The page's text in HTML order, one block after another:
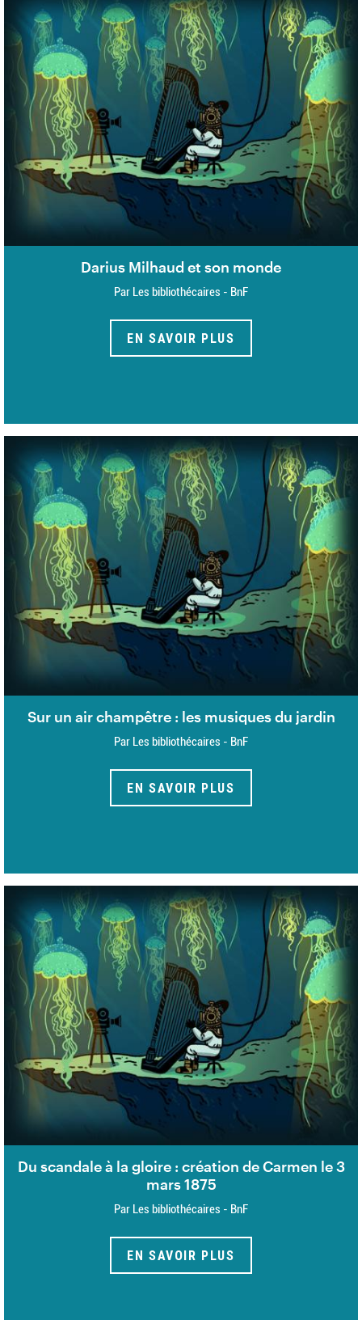
Darius Milhaud et son monde
Par Les bibliothécaires - BnF
EN SAVOIR PLUS
Sur un air champêtre : les musiques du jardin
Par Les bibliothécaires - BnF
EN SAVOIR PLUS
Du scandale à la gloire : création de Carmen le 3
mars 1875
Par Les bibliothécaires - BnF
EN SAVOIR PLUS